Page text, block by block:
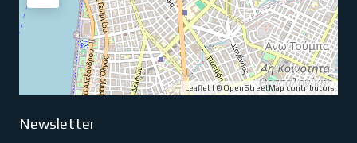
Leaflet | ©OpenStreetMapcontributors
Newsletter